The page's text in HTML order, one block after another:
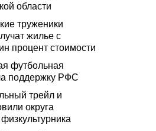
области
труженики
жилье с
процент стоимости
футбольная
поддержку РФС
трейл и
округа